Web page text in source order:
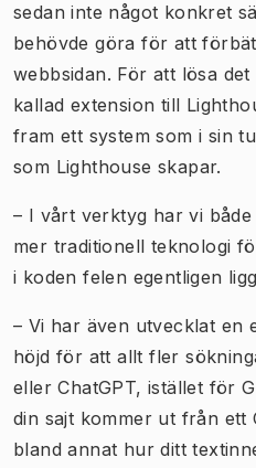
sedan inte något konkret
behövde göra för att
webbsidan. För att lösa
kallad extension till
fram ett system som i sin
som Lighthouse skapar.
– I vårt verktyg har vi
mer traditionell teknologi
i koden felen egentligen
– Vi har även utvecklat en
höjd för att allt fler
eller ChatGPT, istället för
din sajt kommer ut från ett
bland annat hur ditt